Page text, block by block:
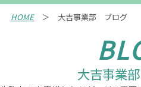
HOME 大吉事業部 ブログ
大吉事業